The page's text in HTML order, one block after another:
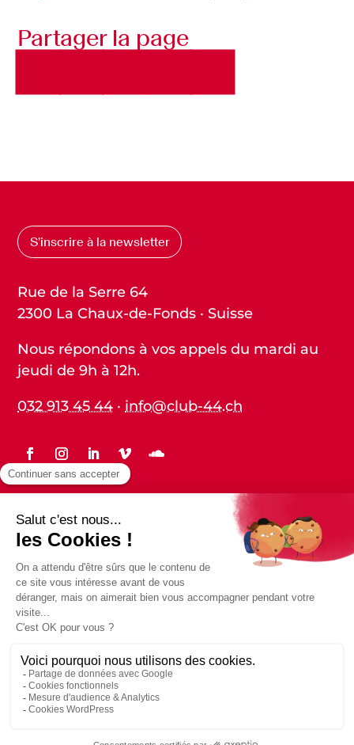
Partager la page
S’inscrire à la newsletter
Rue de la Serre 64
2300 La Chaux-de-Fonds · Suisse
Nous répondons à vos appels du mardi au
jeudi de 9h à 12h.
032 913 45 44 ·info@club-44.ch
Protection des données